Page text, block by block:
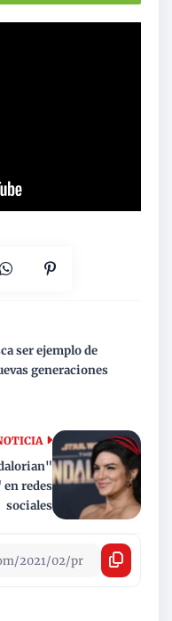
redes
sociales
ser ejemplo de
generaciones